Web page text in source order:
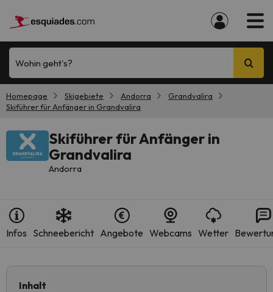
Wohin geht's?
Homepage Skigebiete Andorra
Grandvalira
Skiführer für Anfänger in Grandvalira
Skiführer für Anfänger in
Grandvalira
Andorra
Infos Schneebericht Angebote Webcams Wetter
Inhalt